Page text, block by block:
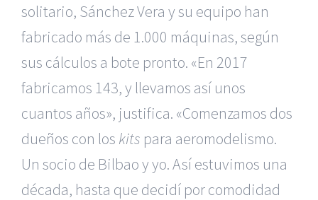
solitario, Sánchez Vera y su equipo han
fabricado más de 1.000 máquinas, según
sus cálculos a bote pronto. «En 2017
fabricamos 143, y llevamos así unos
cuantos años», justifica. «Comenzamos dos
dueños con los kits para aeromodelismo.
Un socio de Bilbao y yo. Así estuvimos una
década, hasta que decidí por comodidad